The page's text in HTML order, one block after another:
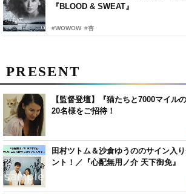
『BLOOD & SWEAT』
#WOWOW #杏
PRESENT
【監督登壇】『猫たちと7000マイル
20名様をご招待！
田村ツトム＆沙倉ゆうののサイン入
ント！／『心配無用ノ介 天下御免』